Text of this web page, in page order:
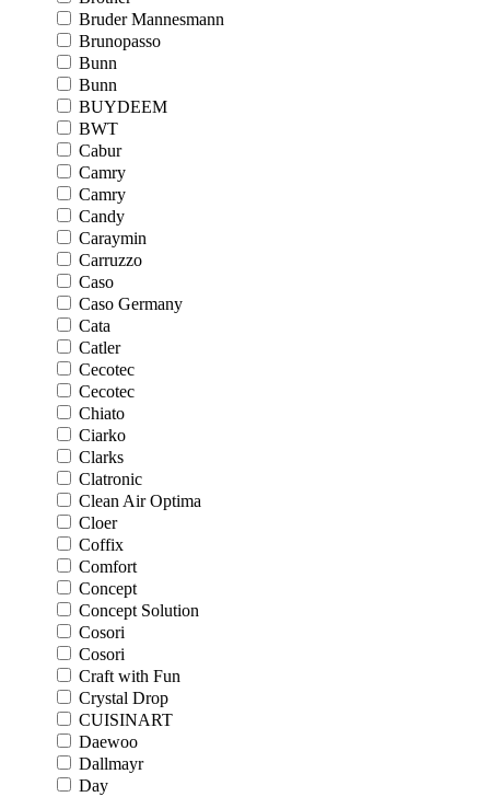
Bruder Mannesmann
Brunopasso
Bunn
Bunn
BUYDEEM
BWT
Cabur
Camry
Camry
Candy
Caraymin
Carruzzo
Caso
Caso Germany
Cata
Catler
Cecotec
Cecotec
Chiato
Ciarko
Clarks
Clatronic
Clean Air Optima
Cloer
Coffix
Comfort
Concept
Concept Solution
Cosori
Cosori
Craft with Fun
Crystal Drop
CUISINART
Daewoo
Dallmayr
Day